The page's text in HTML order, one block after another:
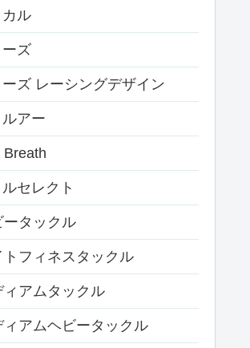
ル
ズ
ズ レーシングデザイン
アー
Breath
セレクト
ータックル
トフィネスタックル
ィアムタックル
ィアムヘビータックル